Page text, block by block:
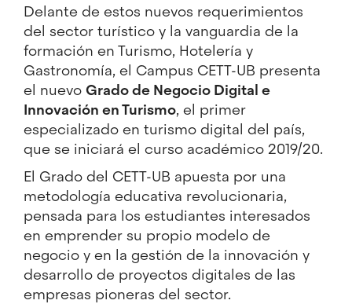
Delante de estos nuevos requerimientos
del sector turístico y la vanguardia de la
formación en Turismo, Hotelería y
Gastronomía, el Campus CETT-UB presenta
el nuevo Grado de Negocio Digital e
Innovación en Turismo, el primer
especializado en turismo digital del país,
que se iniciará el curso académico 2019/20.
El Grado del CETT-UB apuesta por una
metodología educativa revolucionaria,
pensada para los estudiantes interesados
en emprender su propio modelo de
negocio y en la gestión de la innovación y
desarrollo de proyectos digitales de las
empresas pioneras del sector.